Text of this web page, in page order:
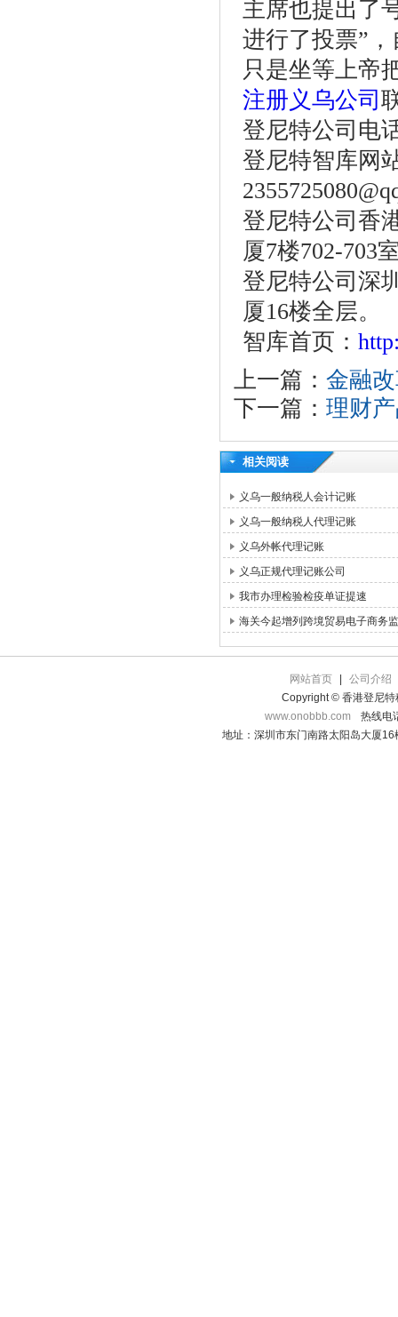
主席也提出了
进行了投票”
只是坐等上帝
注册义乌公司
登尼特公司电
登尼特智库网
登尼特公司香
厦7楼702-703
登尼特公司深
厦16楼全层。
智库首页：
上一篇： 金融
下一篇： 理财
相关阅读
义乌一般纳税人会计记账
义乌一般纳税人代理记账
义乌外帐代理记账
义乌正规代理记账公司
我市办理检验检疫单证提速
海关今起增列跨境贸易电子商务
网站首页
公司介绍
Copyright © 香港登尼特
www.onobbb.com
热线电
地址：深圳市东门南路太阳岛大厦